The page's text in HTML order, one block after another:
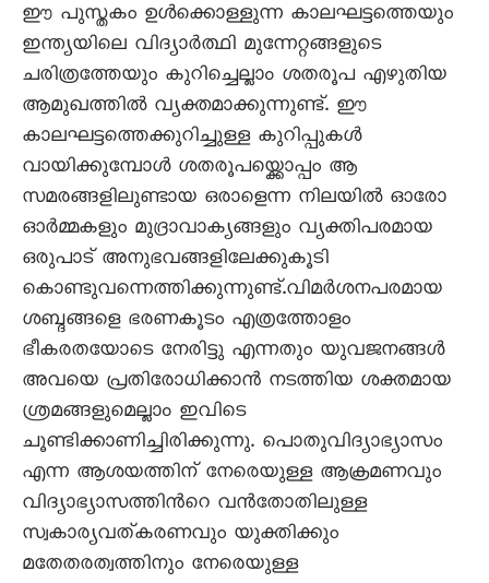
ഈ പുസ്തകം ഉള്‍ക്കൊള്ളുന്ന കാലഘട്ടത്തെയും
ഇന്ത്യയിലെ വിദ്യാര്‍ത്ഥി മുന്നേറ്റങ്ങളുടെ
ചരിത്രത്തേയും കുറിച്ചെല്ലാം ശതരൂപ എഴുതിയ
ആമുഖത്തില്‍ വ്യക്തമാക്കുന്നുണ്ട്. ഈ
കാലഘട്ടത്തെക്കുറിച്ചുള്ള കുറിപ്പുകള്‍
വായിക്കുമ്പോള്‍ ശതരൂപയ്ക്കൊപ്പം ആ
സമരങ്ങളിലുണ്ടായ ഒരാളെന്ന നിലയില്‍ ഓരോ
ഓര്‍മ്മകളും മുദ്രാവാക്യങ്ങളും വ്യക്തിപരമായ
ഒരുപാട് അനുഭവങ്ങളിലേക്കുകൂടി
കൊണ്ടുവന്നെത്തിക്കുന്നുണ്ട്.വിമര്‍ശനപരമായ
ശബ്ദങ്ങളെ ഭരണകൂടം എത്രത്തോളം
ഭീകരതയോടെ നേരിട്ടു എന്നതും യുവജനങ്ങള്‍
അവയെ പ്രതിരോധിക്കാന്‍ നടത്തിയ ശക്തമായ
ശ്രമങ്ങളുമെല്ലാം ഇവിടെ
ചൂണ്ടിക്കാണിച്ചിരിക്കുന്നു. പൊതുവിദ്യാഭ്യാസം
എന്ന ആശയത്തിന് നേരെയുള്ള ആക്രമണവും
വിദ്യാഭ്യാസത്തിന്‍റെ വന്‍തോതിലുള്ള
സ്വകാര്യവത്കരണവും യുക്തിക്കും
മതേതരത്വത്തിനും നേരെയുള്ള